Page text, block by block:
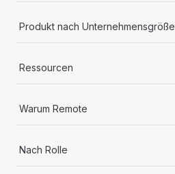
Produkt nach Unternehmensgröße
Ressourcen
Warum Remote
Nach Rolle